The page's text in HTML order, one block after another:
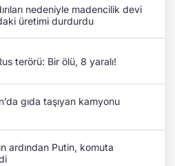
nedeniyle madencilik devi
üretimi durdurdu
terörü: Bir ölü, 8 yaralı!
gıda taşıyan kamyonu
ardından Putin, komuta